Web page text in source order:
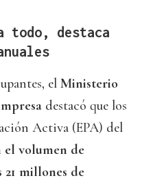
todo, destaca
el Ministerio
destacó que los
Activa (EPA) del
el volumen de
millones de